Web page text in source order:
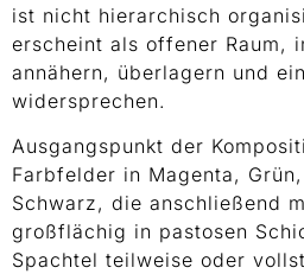
ist nicht hierarchisch
erscheint als offener Raum,
annähern, überlagern und
widersprechen.
Ausgangspunkt der
Farbfelder in Magenta,
Schwarz, die anschließend
großflächig in pastosen
Spachtel teilweise oder